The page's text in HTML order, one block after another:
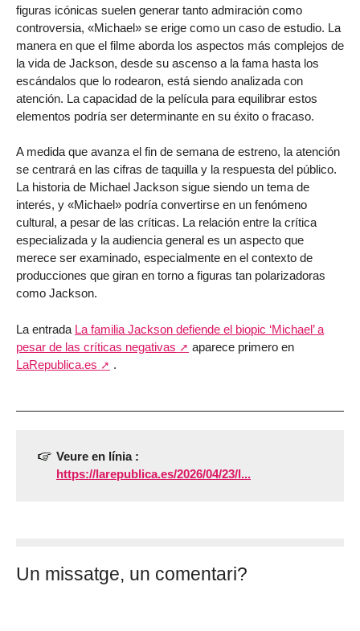
figuras icónicas suelen generar tanto admiración como
controversia, «Michael» se erige como un caso de estudio. La
manera en que el filme aborda los aspectos más complejos de
la vida de Jackson, desde su ascenso a la fama hasta los
escándalos que lo rodearon, está siendo analizada con
atención. La capacidad de la película para equilibrar estos
elementos podría ser determinante en su éxito o fracaso.
A medida que avanza el fin de semana de estreno, la atención
se centrará en las cifras de taquilla y la respuesta del público.
La historia de Michael Jackson sigue siendo un tema de
interés, y «Michael» podría convertirse en un fenómeno
cultural, a pesar de las críticas. La relación entre la crítica
especializada y la audiencia general es un aspecto que
merece ser examinado, especialmente en el contexto de
producciones que giran en torno a figuras tan polarizadoras
como Jackson.
La entrada La familia Jackson defiende el biopic ‘Michael’ a
pesar de las críticas negativas
aparece primero en
LaRepublica.es
.
Veure en línia :
https://larepublica.es/2026/04/23/l...
Un missatge, un comentari?